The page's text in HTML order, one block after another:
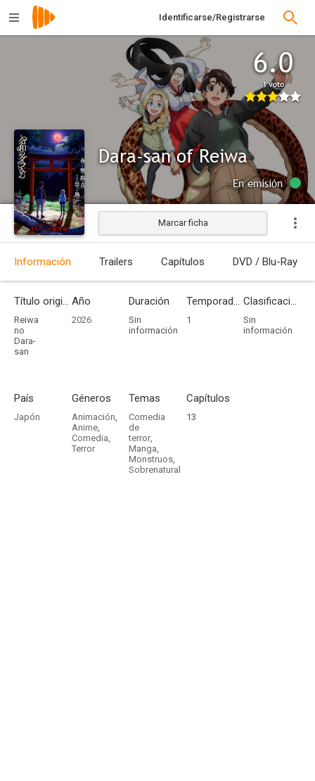
Identificarse/Registrarse
6.0
1 voto
Dara-san of Reiwa
En emisión
Marcar ficha
Información Trailers Capítulos DVD / Blu-Ray
Título original
Reiwa
no
Dara-
san
Año
2026
Duración
Sin
información
Temporadas
1
Clasificación por edades
Sin
información
País
Japón
Géneros
Animación,
Anime,
Comedia,
Terror
Temas
Comedia
de
terror,
Manga,
Monstruos,
Sobrenatural
Capítulos
13